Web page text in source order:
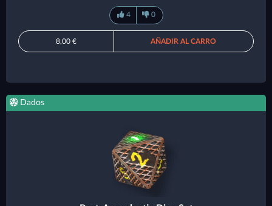
4 0
8,00 € AÑADIR AL CARRO
Dados